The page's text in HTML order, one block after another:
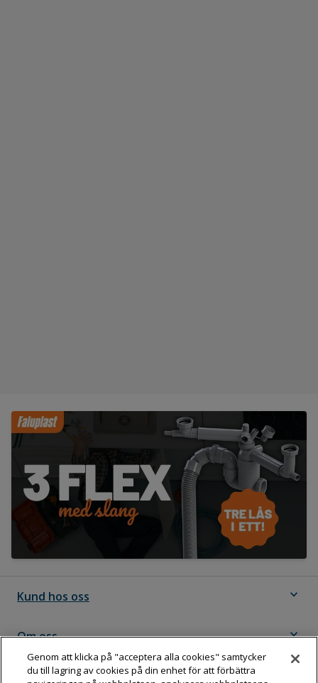
Kund hos oss expand_more
Om oss expand_more
Följ Dahl
Genom att klicka på "acceptera alla cookies" samtycker
du till lagring av cookies på din enhet för att förbättra